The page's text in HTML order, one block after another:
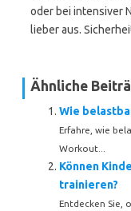
oder bei intensiver
lieber aus.
Ähnliche
Wie
Erfahre, wie
Workout...
Können
trainieren?
Entdecken Sie,